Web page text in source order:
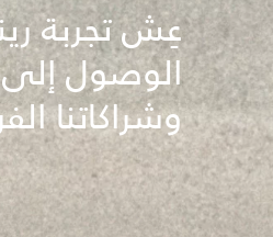
عِش تجربة
الوصول إلى
وشراكاتنا